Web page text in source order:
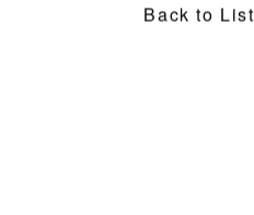
Back to List